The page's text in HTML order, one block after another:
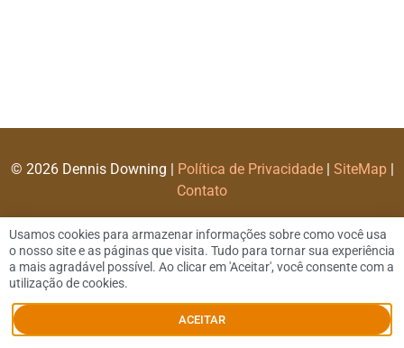
© 2026 Dennis Downing | Política de Privacidade| SiteMap|
Contato
Usamos cookies para armazenar informações sobre como você usa
o nosso site e as páginas que visita. Tudo para tornar sua experiência
a mais agradável possível. Ao clicar em 'Aceitar', você consente com a
utilização de cookies.
ACEITAR